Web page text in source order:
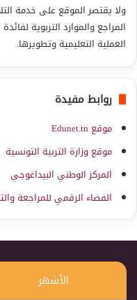
ولا يقتصر الموقع على خدمة
المراجع والموارد التربوية
العملية التعليمية وتطويرها.
روابط مفيدة
موقع Edunet.tn
موقع وزارة التربية التونسية
المركز الوطني البيداغوجي
الفضاء الرقمي للمراجعة
الأشهر